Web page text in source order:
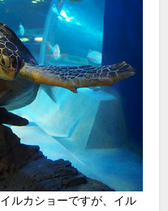
ルカショーですが、イル